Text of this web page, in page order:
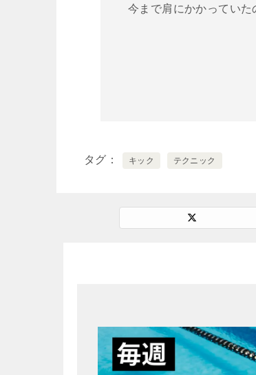
今まで肩にかかってい
タグ キック テクニック